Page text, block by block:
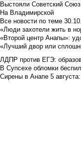
Выстояли Советский
На Владимирской
Все новости по теме
«Люди захотели жить в
«Второй центр Анапы»:
«Лучший двор или
ЛДПР против ЕГЭ:
В Супсехе обломки
Сирены в Анапе 5